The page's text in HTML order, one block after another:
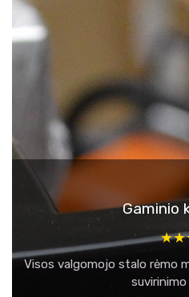
Gaminio
Visos valgomojo stalo rėmo
suvirinimo